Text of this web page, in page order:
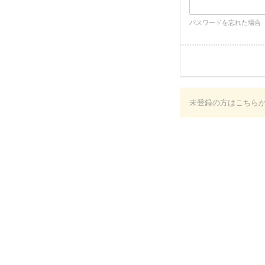
パスワードを忘れた場合
未登録の方はこちら